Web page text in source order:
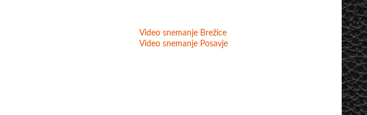
Video snemanje Brežice
Video snemanje Posavje